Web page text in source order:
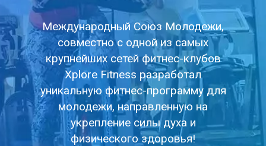
Международный Союз Молодежи,
совместно с одной из самых
крупнейших сетей фитнес-клубов
Xplore Fitness разработал
уникальную фитнес-программу для
молодежи, направленную на
укрепление силы духа и
физического здоровья!